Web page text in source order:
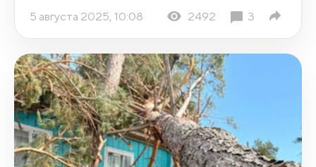
5 августа 2025, 10:08 2492 3